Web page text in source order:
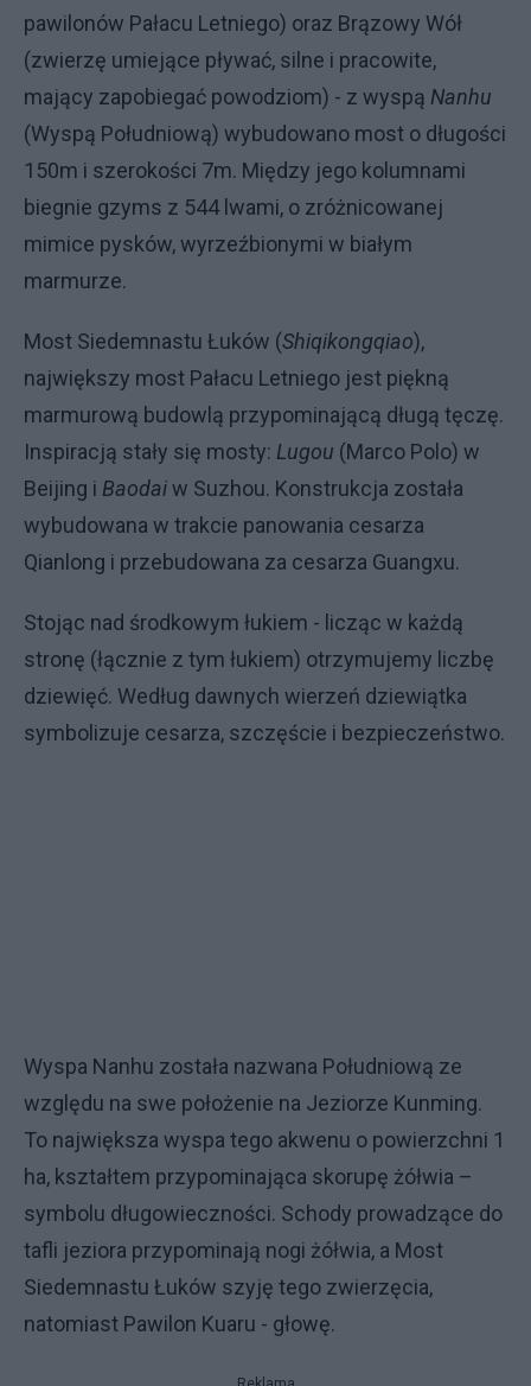
pawilonów Pałacu Letniego) oraz Brązowy Wół
(zwierzę umiejące pływać, silne i pracowite,
mający zapobiegać powodziom) - z wyspą Nanhu
(Wyspą Południową) wybudowano most o długości
150m i szerokości 7m. Między jego kolumnami
biegnie gzyms z 544 lwami, o zróżnicowanej
mimice pysków, wyrzeźbionymi w białym
marmurze.
Most Siedemnastu Łuków (Shiqikongqiao),
największy most Pałacu Letniego jest piękną
marmurową budowlą przypominającą długą tęczę.
Inspiracją stały się mosty: Lugou (Marco Polo) w
Beijing i Baodaiw Suzhou. Konstrukcja została
wybudowana w trakcie panowania cesarza
Qianlong i przebudowana za cesarza Guangxu.
Stojąc nad środkowym łukiem - licząc w każdą
stronę (łącznie z tym łukiem) otrzymujemy liczbę
dziewięć. Według dawnych wierzeń dziewiątka
symbolizuje cesarza, szczęście i bezpieczeństwo.
Wyspa Nanhu została nazwana Południową ze
względu na swe położenie na Jeziorze Kunming.
To największa wyspa tego akwenu o powierzchni 1
ha, kształtem przypominająca skorupę żółwia –
symbolu długowieczności. Schody prowadzące do
tafli jeziora przypominają nogi żółwia, a Most
Siedemnastu Łuków szyję tego zwierzęcia,
natomiast Pawilon Kuaru - głowę.